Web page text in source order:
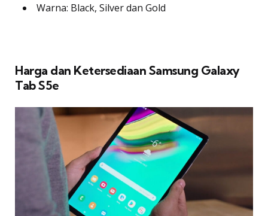
Warna: Black, Silver dan Gold
Harga dan Ketersediaan Samsung Galaxy
Tab S5e